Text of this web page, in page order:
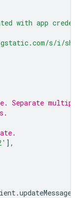
with app
s/i/
Separate
],
.updateMessage